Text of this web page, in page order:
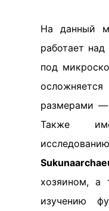
На данный
работает
под
размерами —
Также
хозяином, а
изучению